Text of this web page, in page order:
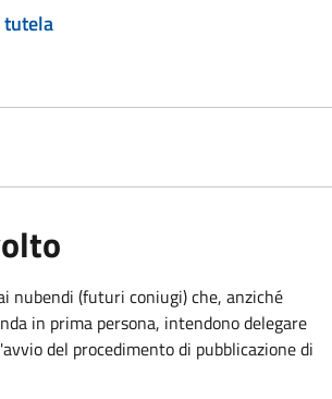
nubendi (futuri coniugi) che, anziché
in prima persona, intendono delegare
del procedimento di pubblicazione di